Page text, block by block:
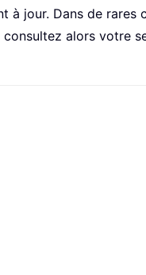
à jour. Dans de
alors votre